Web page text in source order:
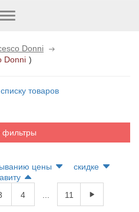
Открыть
Donni
Donni )
товаров
фильтры
цены
скидке
4 11